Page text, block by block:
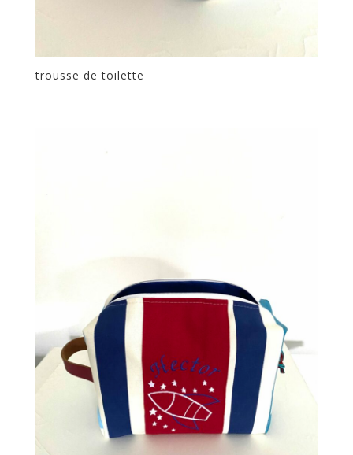
trousse de toilette